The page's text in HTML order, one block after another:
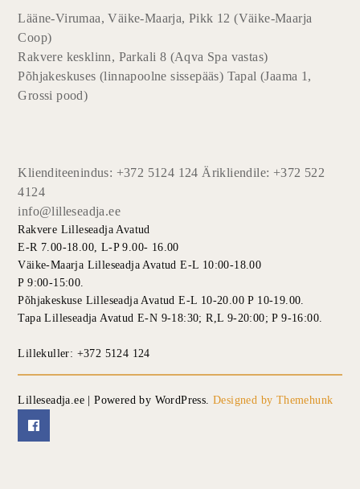
Lääne-Virumaa, Väike-Maarja, Pikk 12 (Väike-Maarja
Coop)
Rakvere kesklinn, Parkali 8 (Aqva Spa vastas)
Põhjakeskuses (linnapoolne sissepääs) Tapal (Jaama 1,
Grossi pood)
Klienditeenindus: +372 5124 124 Ärikliendile: +372 522
4124
info@lilleseadja.ee
Rakvere Lilleseadja Avatud
E-R 7.00-18.00, L-P 9.00- 16.00
Väike-Maarja Lilleseadja Avatud E-L 10:00-18.00
P 9:00-15:00.
Põhjakeskuse Lilleseadja Avatud E-L 10-20.00 P 10-19.00.
Tapa Lilleseadja Avatud E-N 9-18:30; R,L 9-20:00; P 9-16:00.
Lillekuller: +372 5124 124
Lilleseadja.ee | Powered by WordPress.Designed by Themehunk